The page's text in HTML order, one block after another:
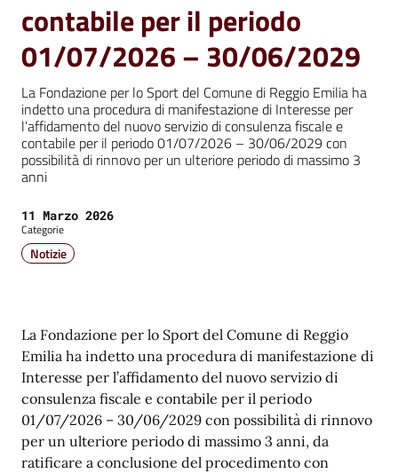
contabile per il periodo
01/07/2026 – 30/06/2029
La Fondazione per lo Sport del Comune di Reggio Emilia ha
indetto una procedura di manifestazione di Interesse per
l’affidamento del nuovo servizio di consulenza fiscale e
contabile per il periodo 01/07/2026 – 30/06/2029 con
possibilità di rinnovo per un ulteriore periodo di massimo 3
anni
Data:
11 Marzo 2026
Categorie
Notizie
La Fondazione per lo Sport del Comune di Reggio
Emilia ha indetto una procedura di manifestazione di
Interesse per l’affidamento del nuovo servizio di
consulenza fiscale e contabile per il periodo
01/07/2026 – 30/06/2029 con possibilità di rinnovo
per un ulteriore periodo di massimo 3 anni, da
ratificare a conclusione del procedimento con